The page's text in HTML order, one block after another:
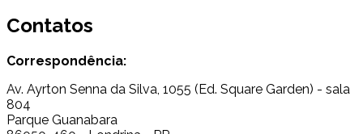
Contatos
Correspondência:
Av. Ayrton Senna da Silva, 1055 (Ed. Square Garden) - sala
804
Parque Guanabara